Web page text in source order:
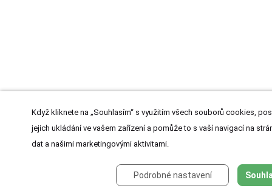
Když kliknete na „Souhlasím“ s využitím všech souborů cookies,
jejich ukládání ve vašem zařízení a pomůže to s vaší navigací na
dat a našimi marketingovými aktivitami.
Podrobné nastavení